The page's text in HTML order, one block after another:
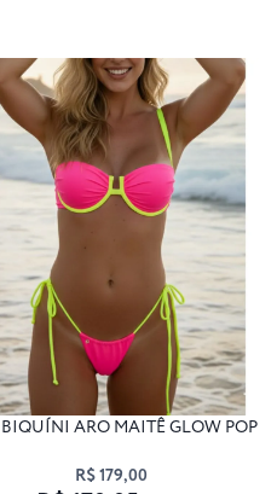
ARO MAITÊ GLOW POP
R$ 179,00